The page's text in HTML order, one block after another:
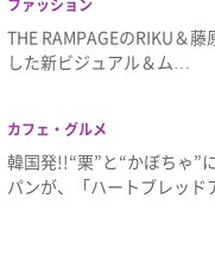
ファッション
THE RAMPAGEのRIKU＆
した新ビジュアル＆ム…
カフェ・グルメ
韓国発!!“栗”と“かぼちゃ”
パンが、「ハートブレッ